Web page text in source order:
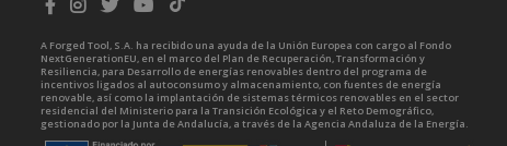
A Forged Tool, S.A. ha recibido una ayuda de la Unión Europea con cargo al Fondo
NextGenerationEU, en el marco del Plan de Recuperación, Transformación y
Resiliencia, para Desarrollo de energías renovables dentro del programa de
incentivos ligados al autoconsumo y almacenamiento, con fuentes de energía
renovable, así como la implantación de sistemas térmicos renovables en el sector
residencial del Ministerio para la Transición Ecológica y el Reto Demográfico,
gestionado por la Junta de Andalucía, a través de la Agencia Andaluza de la Energía.